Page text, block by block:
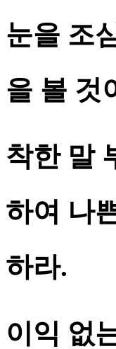
눈을 조
을 볼 것
착한 말
하여 나
하라.
이익 없